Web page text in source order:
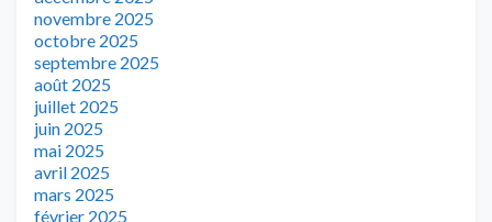
novembre 2025
octobre 2025
septembre 2025
août 2025
juillet 2025
juin 2025
mai 2025
avril 2025
mars 2025
février 2025